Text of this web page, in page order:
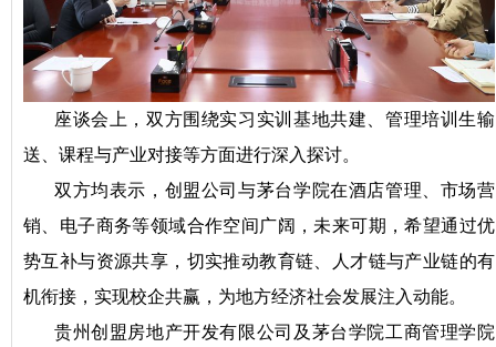
座谈会上，双方围绕实习实训基地共建、管理培训生输
送、课程与产业对接等方面进行深入探讨。
双方均表示，创盟公司与茅台学院在酒店管理、市场营
销、电子商务等领域合作空间广阔，未来可期，希望通过优
势互补与资源共享，切实推动教育链、人才链与产业链的有
机衔接，实现校企共赢，为地方经济社会发展注入动能。
贵州创盟房地产开发有限公司及茅台学院工商管理学院